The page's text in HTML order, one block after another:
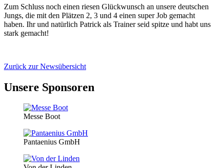
Zum Schluss noch einen riesen Glückwunsch an unsere deutschen
Jungs, die mit den Plätzen 2, 3 und 4 einen super Job gemacht
haben. Ihr und natürlich Patrick als Trainer seid spitze und habt uns
stark gemacht!
Zurück zur Newsübersicht
Unsere Sponsoren
Messe Boot
Pantaenius GmbH